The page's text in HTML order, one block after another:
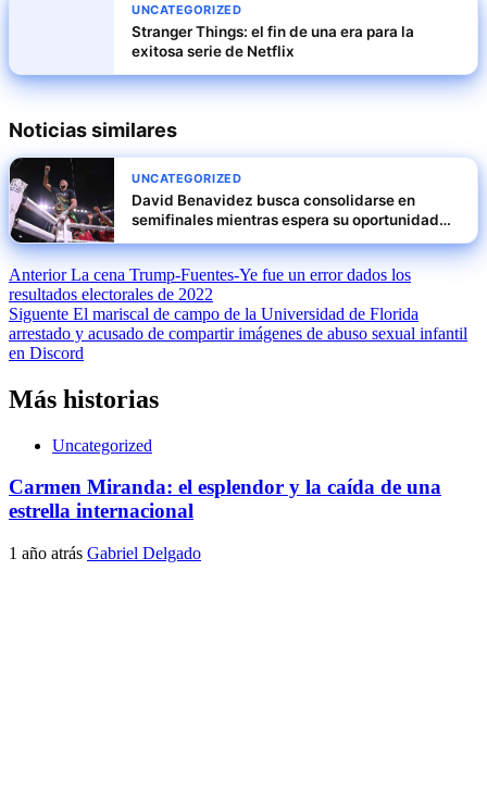
UNCATEGORIZED
Stranger Things: el fin de una era para la
exitosa serie de Netflix
Noticias similares
UNCATEGORIZED
David Benavidez busca consolidarse en
semifinales mientras espera su oportunidad
como titular
Navegación
de
entradas
AnteriorLa cena Trump-Fuentes-Ye fue un error dados los
resultados electorales de 2022
Siguente El mariscal de campo de la Universidad de Florida
arrestado y acusado de compartir imágenes de abuso sexual infantil
en Discord
Más historias
Uncategorized
Carmen Miranda: el esplendor y la caída de una
estrella internacional
1 año atrás Gabriel Delgado